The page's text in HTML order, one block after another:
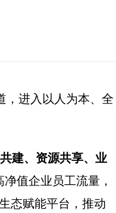
，进入以人为本、全
建、资源共享、业
值企业员工流量，
态赋能平台，推动